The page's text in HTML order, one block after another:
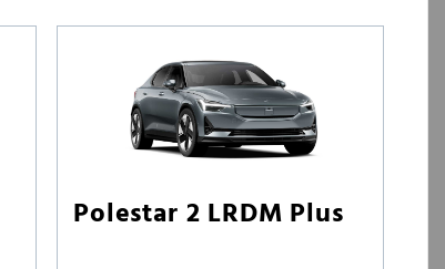
Polestar 2 LRDM Plus